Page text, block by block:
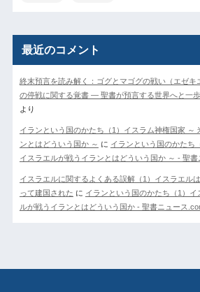
最近のコメント
終末預言を読み解く：ゴグとマゴグの戦い（エゼキ
の停戦に関する覚書 ― 聖書が預言する世界へと一
より
イランという国のかたち（1）イスラム神権国家 ～
ンとはどういう国か ～ に イランという国のかたち
イスラエルが戦うイランとはどういう国か ～ - 聖
イスラエルに関するよくある誤解（1）イスラエル
って建国された に イランという国のかたち（1）
ルが戦うイランとはどういう国か - 聖書ニュース